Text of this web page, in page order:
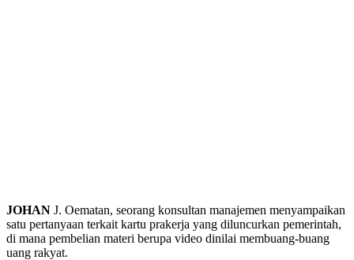
JOHAN J. Oematan, seorang konsultan manajemen menyampaikan
satu pertanyaan terkait kartu prakerja yang diluncurkan pemerintah,
di mana pembelian materi berupa video dinilai membuang-buang
uang rakyat.